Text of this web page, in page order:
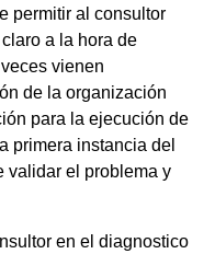
permitir al consultor
a la hora de
vienen
de la organización
para la ejecución de
primera instancia del
validar el problema y
en el diagnostico